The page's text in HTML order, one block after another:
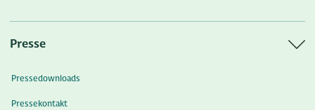
Presse
Pressedownloads
Pressekontakt